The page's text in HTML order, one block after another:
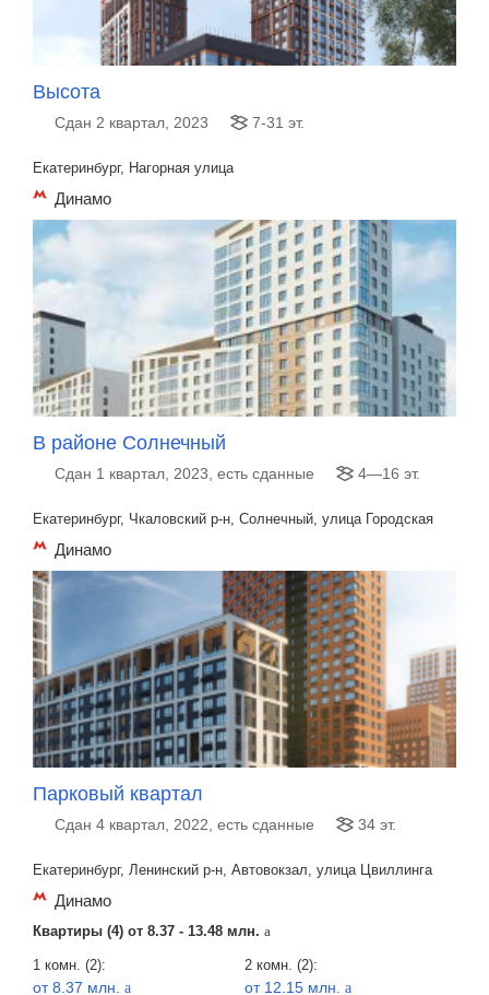
Высота
Сдан 2 квартал, 2023 7-31 эт.
Екатеринбург, Нагорная улица
Динамо
В районе Солнечный
Сдан 1 квартал, 2023, есть сданные 4—16 эт.
Екатеринбург, Чкаловский р-н, Солнечный, улица Городская
Динамо
Парковый квартал
Сдан 4 квартал, 2022, есть сданные 34 эт.
Екатеринбург, Ленинский р-н, Автовокзал, улица Цвиллинга
Динамо
Квартиры (4) от 8.37 - 13.48 млн. a
1 комн. (2):
от 8.37 млн. a
2 комн. (2):
от 12.15 млн. a